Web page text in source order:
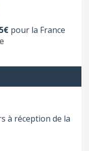
pour la France
à réception de la